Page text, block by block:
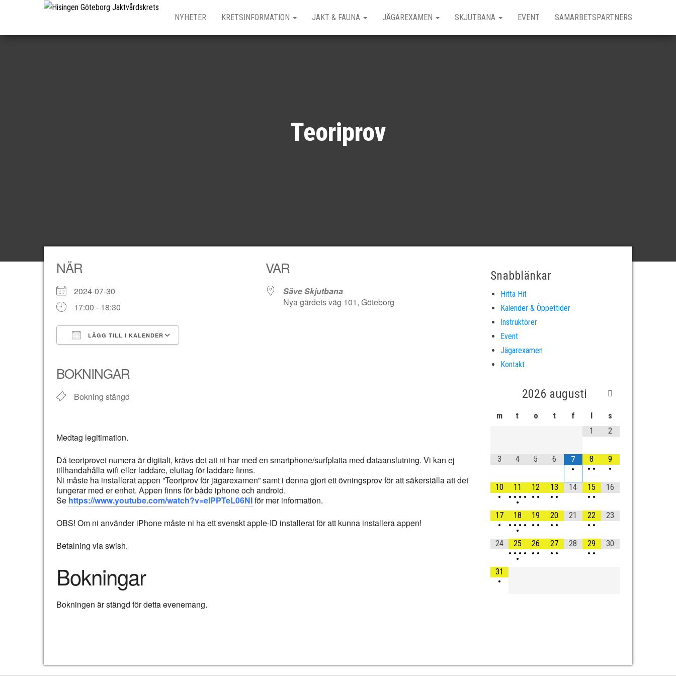
Hisingen
Göteborg
Jaktvårdskrets
NYHETER KRETSINFORMATION JAKT & FAUNA JÄGAREXAMEN SKJUTBANA EVENT SAMARBETSPARTNERS
Teoriprov
NÄR
2024-07-30
17:00 - 18:30
LÄGG TILL I KALENDER
Outlook Live
BOKNINGAR
Bokning stängd
VAR
Säve Skjutbana
Nya gärdets väg 101, Göteborg
Medtag legitimation.
Då teoriprovet numera är digitalt, krävs det att ni har med en smartphone/surfplatta med dataanslutning. Vi kan ej
tillhandahålla wifi eller laddare, eluttag för laddare finns.
Ni måste ha installerat appen ”Teoriprov för jägarexamen” samt i denna gjort ett övningsprov för att säkerställa att det
fungerar med er enhet. Appen finns för både iphone och android.
Se https://www.youtube.com/watch?v=elPPTeL06NIför mer information.
OBS! Om ni använder iPhone måste ni ha ett svenskt apple-ID installerat för att kunna installera appen!
Betalning via swish.
Bokningar
Bokningen är stängd för detta evenemang.
Snabblänkar
Hitta Hit
Kalender & Öppettider
Instruktörer
Event
Jägarexamen
Kontakt
2026 augusti
m t o t f l
s
1
2
3 4 5 6
7
•
8
• •
9
•
10
•
11
• • • •
•
12
• •
13
• •
14
15
• •
16
17
•
18
• • • •
•
19
• •
20
• •
21
22
• •
23
24
25
• • • •
•
26
• •
27
• •
28
29
• •
30
31
•